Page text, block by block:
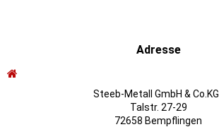
Adresse
Steeb-Metall GmbH & Co.KG
Talstr. 27-29
72658 Bempflingen